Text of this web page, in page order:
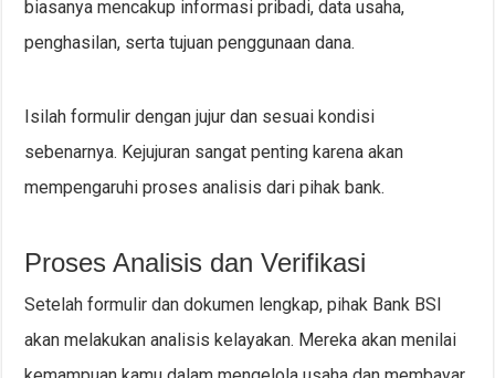
biasanya mencakup informasi pribadi, data usaha,
penghasilan, serta tujuan penggunaan dana.
Isilah formulir dengan jujur dan sesuai kondisi
sebenarnya. Kejujuran sangat penting karena akan
mempengaruhi proses analisis dari pihak bank.
Proses Analisis dan Verifikasi
Setelah formulir dan dokumen lengkap, pihak Bank BSI
akan melakukan analisis kelayakan. Mereka akan menilai